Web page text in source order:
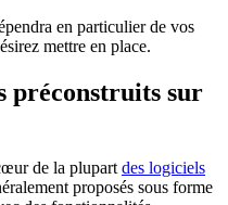
en particulier de vos
mettre en place.
préconstruits sur
de la plupart des logiciels
proposés sous forme